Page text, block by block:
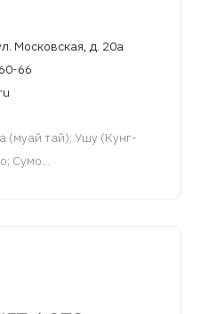
Московская, д. 20а
66
(муай тай); Ушу (Кунг-
Сумо...